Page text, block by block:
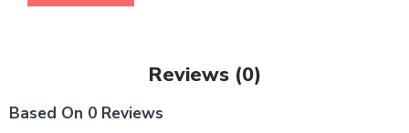
Reviews (0)
Based On 0 Reviews